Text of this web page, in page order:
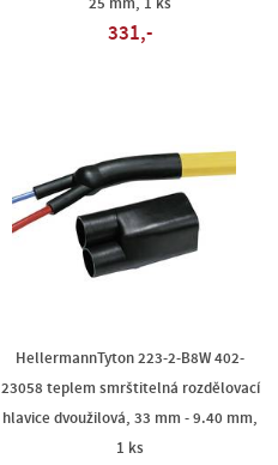
25 mm, 1 ks
331,-
HellermannTyton 223-2-B8W 402-
23058 teplem smrštitelná rozdělovací
hlavice dvoužilová, 33 mm - 9.40 mm,
1 ks